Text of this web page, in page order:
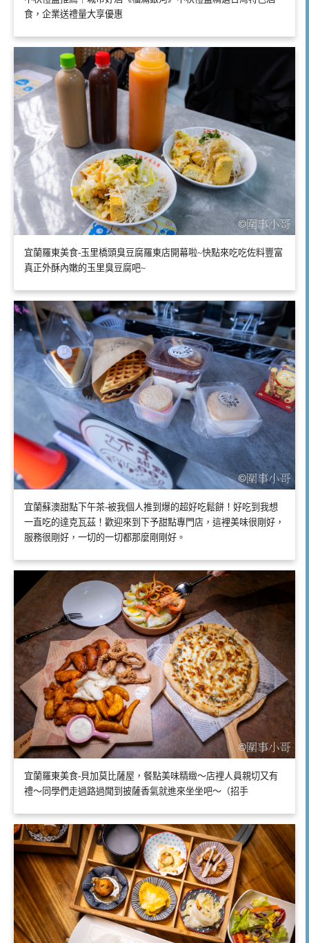
食，企業送禮量大享優惠
宜蘭羅東美食-玉里橋頭臭豆腐羅東店開幕啦~快點來吃吃佐料豐富
真正外酥內嫩的玉里臭豆腐吧~
宜蘭蘇澳甜點下午茶-被我個人推到爆的超好吃鬆餅！好吃到我想
一直吃的達克瓦茲！歡迎來到下予甜點專門店，這裡美味很剛好，
服務很剛好，一切的一切都那麼剛剛好。
宜蘭羅東美食-貝加莫比薩屋，餐點美味精緻～店裡人員親切又有
禮～同學們走過路過聞到披薩香氣就進來坐坐吧～（招手